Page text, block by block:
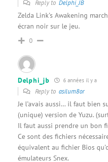
Reply to Delphi_JB
Zelda Link’s Awakening
écran noir sur le jeu.
0
Delphi_jb 6 années il y a
Reply to asilum8or
Je l’avais aussi… il faut bien
(unique) version de Yuzu.
Il faut aussi prendre un bon
Ce sont des fichiers
équivalent au fichier Bios
émulateurs Snex.